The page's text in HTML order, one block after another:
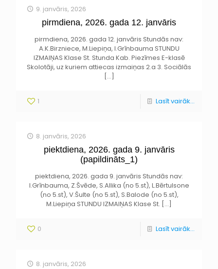
9. janvāris, 2026
pirmdiena, 2026. gada 12. janvāris
pirmdiena, 2026. gada 12. janvāris Stundās nav:
A.K.Birzniece, M.Liepiņa, I.Grīnbauma STUNDU
IZMAIŅAS Klase St. Stunda Kab. Piezīmes E-klasē
Skolotāji, uz kuriem attiecas izmaiņas 2.a 3. Sociālās
[…]
1 Lasīt vairāk...
8. janvāris, 2026
piektdiena, 2026. gada 9. janvāris
(papildināts_1)
piektdiena, 2026. gada 9. janvāris Stundās nav:
I.Grīnbauma, Z.Švēde, S.Allika (no 5.st), L.Bērtulsone
(no 5.st), V.Šulte (no 5.st), S.Balode (no 5.st),
M.Liepiņa STUNDU IZMAIŅAS Klase St. […]
0 Lasīt vairāk...
8. janvāris, 2026